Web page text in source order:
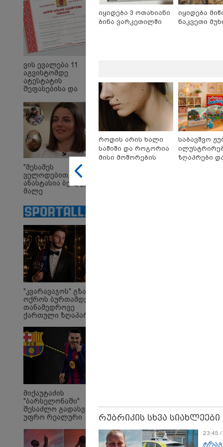
ეკა
09:32 /
"4
მათ
ვის ევალება 11
აგვისტომდე
ატესტატის
შეფასებისა და
ეროვნულ ცენტრში
წარდგენა -
დეტალები
"მესამეს
ველოდებით..." -
ანასტასია ბენდუქიძე
მალე
დედა გახდება
"კვარავაჯოს" გზა
ოქროს ბურთამდე:
თანამედროვე
ქართული ზღაპარი
მიქაუტაძის
"ბარსელონაში"
შესაძლო გადასვლა
უფრო რეალური
ქართველი
კატალონიელთა
იყიდება 3 ოთახიანი
ბინა ვარკეთილში
იყიდება
ნაკვეთი
როდის არის ხალი
საშიში და როგორია
მისი მოშორების
საბავშვო
ზღაპრები
რუბრიკის სხვა სიახლეები
23:45